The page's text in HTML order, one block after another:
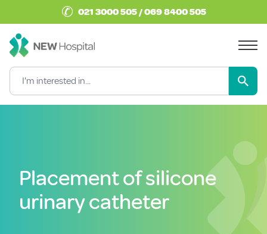
✆ 021 3000 505 / 069 8400 505
Placement of silicone
urinary catheter